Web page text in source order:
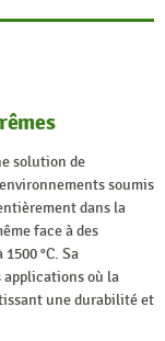
solution de
soumis
dans la
face à des
°C. Sa
où la
une durabilité et